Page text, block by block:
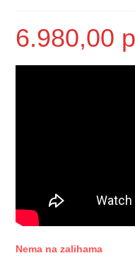
6.980,00
Nema na zalihama